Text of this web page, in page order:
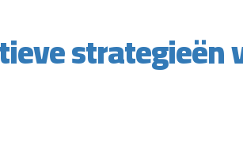
strategieën